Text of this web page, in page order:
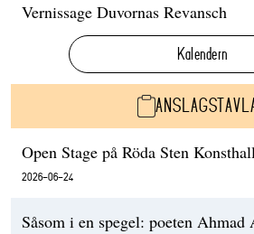
Vernissage Duvornas Revansch
Kalendern
Open Stage på Röda Sten Konsthall
2026-06-24
Såsom i en spegel: poeten Ahmad